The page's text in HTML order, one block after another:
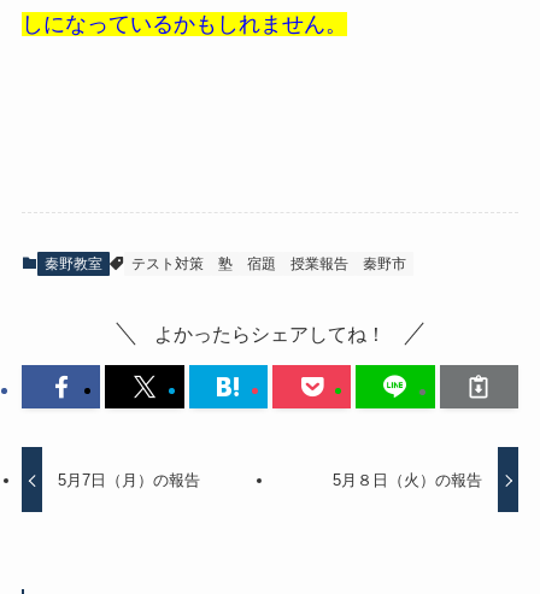
しになっているかもしれません。
秦野教室 テスト対策 塾 宿題 授業報告 秦野市
よかったらシェアしてね！
5月7日（月）の報告 5月８日（火）の報告